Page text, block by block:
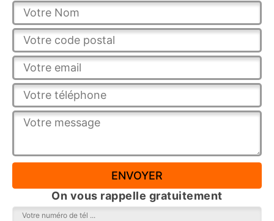
On vous rappelle gratuitement